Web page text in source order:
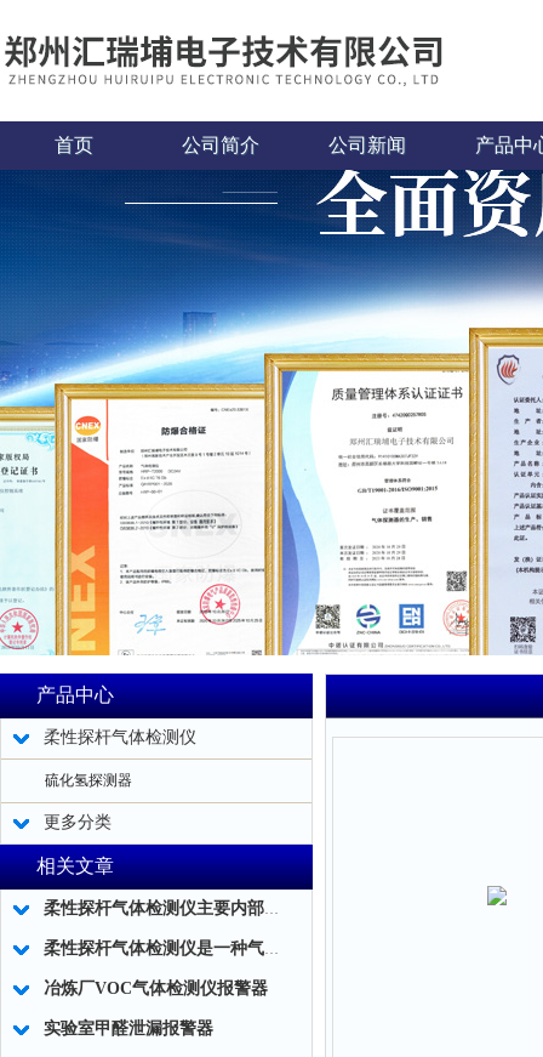
首页 公司简介 公司新闻 产品中
产品中心
柔性探杆气体检测仪
硫化氢探测器
更多分类
相关文章
柔性探杆气体检测仪主要内部结构简述
柔性探杆气体检测仪是一种气体泄露浓度检测的仪器仪表工具
冶炼厂VOC气体检测仪报警器
实验室甲醛泄漏报警器